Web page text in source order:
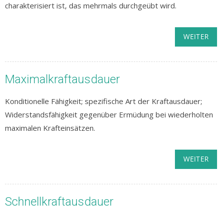
charakterisiert ist, das mehrmals durchgeübt wird.
WEITER
Maximalkraftausdauer
Konditionelle Fähigkeit; spezifische Art der Kraftausdauer;
Widerstandsfähigkeit gegenüber Ermüdung bei wiederholten
maximalen Krafteinsätzen.
WEITER
Schnellkraftausdauer